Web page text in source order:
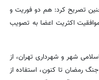
تصریح کرد: هم دو فوریت و
اکثریت اعضا به تصویب
شهر و شهرداری تهران، از
با آغاز جنگ رمضان تا کنون، استفاده از